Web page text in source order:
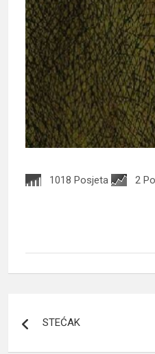
1018 Posjeta 2
članaka
STEĆAK